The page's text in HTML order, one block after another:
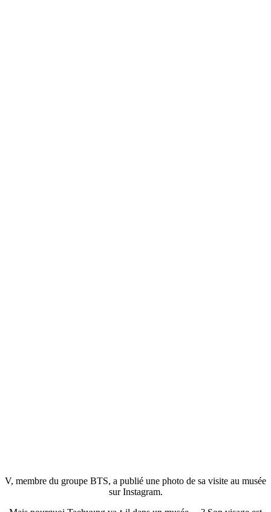
V, membre du groupe BTS, a publié une photo de sa visite au musée
sur Instagram.